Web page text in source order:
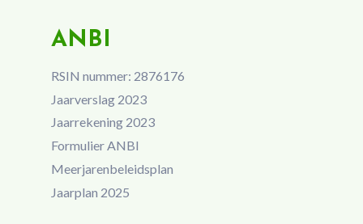
ANBI
RSIN nummer: 2876176
Jaarverslag 2023
Jaarrekening 2023
Formulier ANBI
Meerjarenbeleidsplan
Jaarplan 2025